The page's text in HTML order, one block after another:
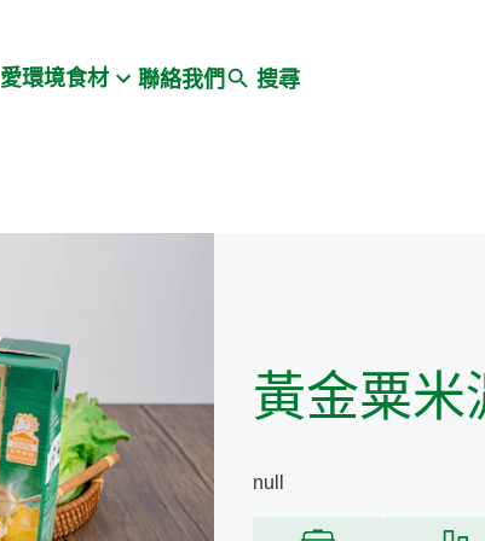
愛環境食材 聯絡我們 搜尋
黃金粟米
null